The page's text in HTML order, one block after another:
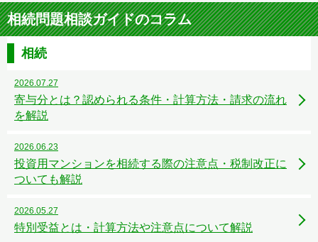
相続問題相談ガイドのコラム
相続
2026.07.27
寄与分とは？認められる条件・計算方法・請求の流れ
を解説
2026.06.23
投資用マンションを相続する際の注意点・税制改正に
ついても解説
2026.05.27
特別受益とは・計算方法や注意点について解説